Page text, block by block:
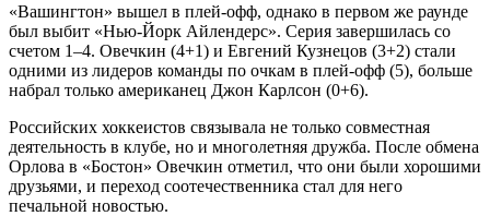
«Вашингтон» вышел в плей-офф, однако в первом же раунде
был выбит «Нью-Йорк Айлендерс». Серия завершилась со
счетом 1–4. Овечкин (4+1) и Евгений Кузнецов (3+2) стали
одними из лидеров команды по очкам в плей-офф (5), больше
набрал только американец Джон Карлсон (0+6).
Российских хоккеистов связывала не только совместная
деятельность в клубе, но и многолетняя дружба. После обмена
Орлова в «Бостон» Овечкин отметил, что они были хорошими
друзьями, и переход соотечественника стал для него
печальной новостью.